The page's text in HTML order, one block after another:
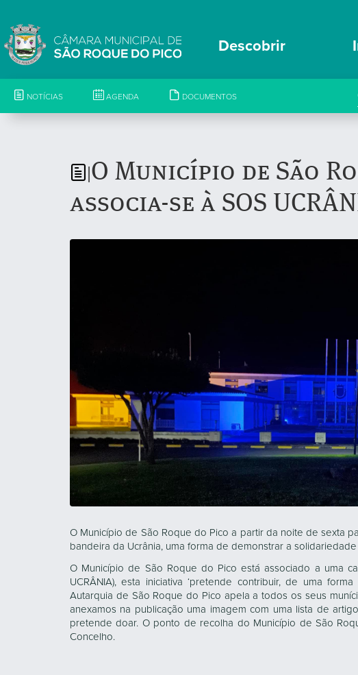
Descobrir
NOTÍCIAS AGENDA DOCUMENTOS
O Município de São
associa-se à SOS
O Município de São Roque do Pico a partir da noite de sexta
bandeira da Ucrânia, uma forma de demonstrar a
O Município de São Roque do Pico está associado a uma
UCRÂNIA), esta iniciativa ‘pretende contribuir, de uma
Autarquia de São Roque do Pico apela a todos os seus
anexamos na publicação uma imagem com uma lista de
pretende doar. O ponto de recolha do Município de São
Concelho.